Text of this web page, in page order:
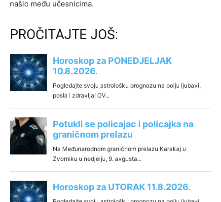
našlo među učesnicima.
PROČITAJTE JOŠ: